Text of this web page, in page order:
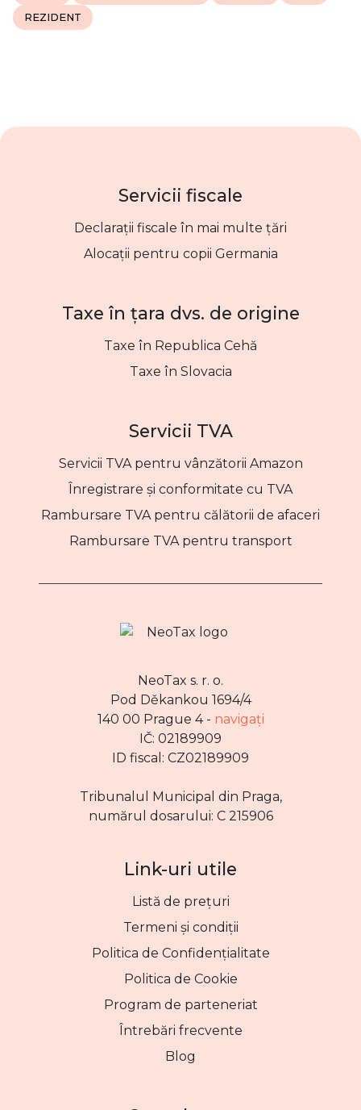
REZIDENT
Servicii fiscale
Declarații fiscale în mai multe țări
Alocații pentru copii Germania
Taxe în țara dvs. de origine
Taxe în Republica Cehă
Taxe în Slovacia
Servicii TVA
Servicii TVA pentru vânzătorii Amazon
Înregistrare și conformitate cu TVA
Rambursare TVA pentru călătorii de afaceri
Rambursare TVA pentru transport
NeoTax s. r. o.
Pod Děkankou 1694/4
140 00 Prague 4 - navigați
IČ: 02189909
ID fiscal: CZ02189909
Tribunalul Municipal din Praga,
numărul dosarului: C 215906
Link-uri utile
Listă de prețuri
Termeni și condiții
Politica de Confidențialitate
Politica de Cookie
Program de parteneriat
Întrebări frecvente
Blog